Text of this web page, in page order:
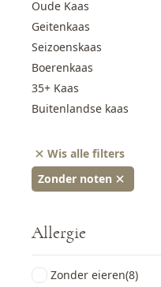
Oude Kaas
Geitenkaas
Seizoenskaas
Boerenkaas
35+ Kaas
Buitenlandse kaas
Wis alle filters
Zonder noten
Allergie
Zonder eieren(8)